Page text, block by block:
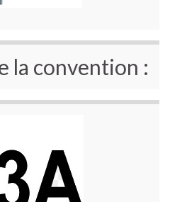
la convention :